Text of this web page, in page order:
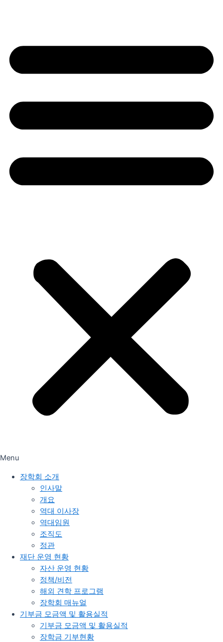
Menu
장학회 소개
인사말
개요
역대 이사장
역대임원
조직도
정관​
재단 운영 현황
자산 운영 현황
정책/비전
해외 견학 프로그램
장학회 매뉴얼
기부금 모금액 및 활용실적
기부금 모금액 및 활용실적
장학금 기부현황